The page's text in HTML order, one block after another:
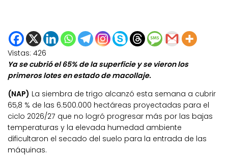
Vistas: 426
Ya se cubrió el 65% de la superficie y se vieron los
primeros lotes en estado de macollaje.
(NAP) La siembra de trigo alcanzó esta semana a cubrir
65,8 % de las 6.500.000 hectáreas proyectadas para el
ciclo 2026/27 que no logró progresar más por las bajas
temperaturas y la elevada humedad ambiente
dificultaron el secado del suelo para la entrada de las
máquinas.